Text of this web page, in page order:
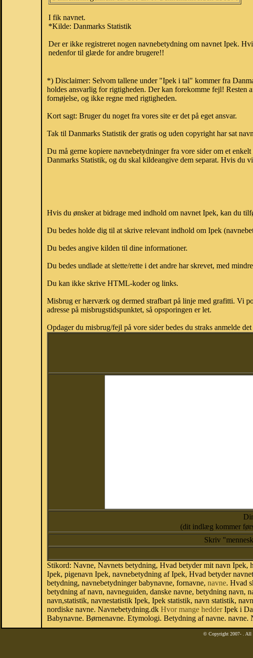
I fik navnet.
*Kilde: Danmarks Statistik
Der er ikke registreret nogen navnebetydning om navnet Ipek.
nedenfor til glæde for andre brugere!!
*) Disclaimer: Selvom tallene under "Ipek i tal" kommer fra
holdes ansvarlig for rigtigheden. Der kan forekomme fejl! Resten
fornøjelse, og ikke regne med rigtigheden.
Kort sagt: Bruger du noget fra vores site er det på eget ansvar.
Tak til Danmarks Statistik der gratis og uden copyright har sat
Du må gerne kopiere navnebetydninger fra vore sider om et
Danmarks Statistik, og du skal kildeangive dem separat. Hvis du
Hvis du ønsker at bidrage med indhold om navnet Ipek, kan du
Du bedes holde dig til at skrive relevant indhold om Ipek
Du bedes angive kilden til dine informationer.
Du bedes undlade at slette/rette i det andre har skrevet, med
Du kan ikke skrive HTML-koder og links.
Misbrug er hærværk og dermed strafbart på linje med grafitti. Vi
adresse på misbrugstidspunktet, så opsporingen er let.
Opdager du misbrug/fejl på vore sider bedes du straks anmelde
(dit indlæg kommer
Skriv
Stikord: Navne, Navnets betydning, Hvad betyder mit navn
Ipek, pigenavn Ipek, navnebetydning af Ipek, Hvad betyder
betydning, navnebetydninger babynavne, fornavne, navne. Hvad
betydning af navn, navneguiden, danske navne, betydning navn,
navn,statistik, navnestatistik Ipek, Ipek statistik, navn statistik,
nordiske navne. Navnebetydning.dk Hvor mange hedderIpek i
Babynavne. Børnenavne. Etymologi. Betydning af navne.
© Copyright 2007- .